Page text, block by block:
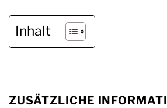
Inhalt
ZUSÄTZLICHE